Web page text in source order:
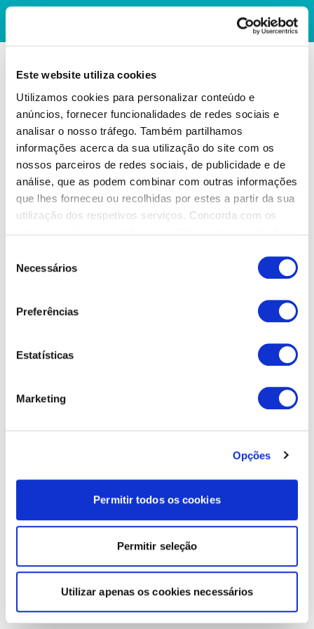
Este website utiliza cookies
Utilizamos cookies para personalizar conteúdo e
anúncios, fornecer funcionalidades de redes sociais e
analisar o nosso tráfego. Também partilhamos
informações acerca da sua utilização do site com os
nossos parceiros de redes sociais, de publicidade e de
análise, que as podem combinar com outras informações
que lhes forneceu ou recolhidas por estes a partir da sua
utilização dos respetivos serviços. Concorda com os
Necessários
Preferências
Estatísticas
Marketing
Opções
Permitir todos os cookies
Permitir seleção
Utilizar apenas os cookies necessários